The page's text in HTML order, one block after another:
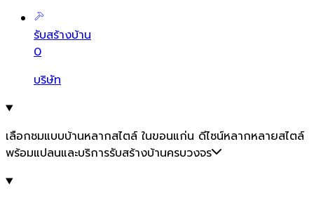
รับสร้างบ้าน
0
บริษัท
เลือกชมแบบบ้านหลากสไตล์ ในขอนแก่น ดีไซน์หลากหลายสไตล์
พร้อมแปลนและบริการรับสร้างบ้านครบวงจร